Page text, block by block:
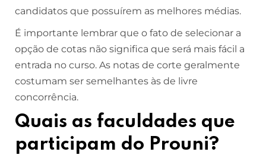
candidatos que possuírem as melhores médias.
É importante lembrar que o fato de selecionar a
opção de cotas não significa que será mais fácil a
entrada no curso. As notas de corte geralmente
costumam ser semelhantes às de livre
concorrência.
Quais as faculdades que
participam do Prouni?